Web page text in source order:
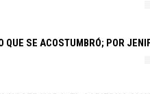
QUE SE ACOSTUMBRÓ; POR